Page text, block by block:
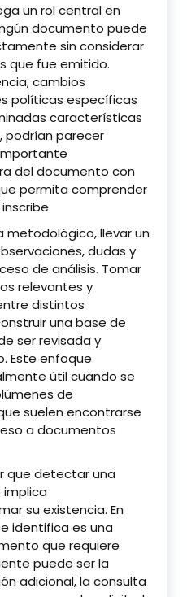
un rol central en
documento puede
sin considerar
que fue emitido.
cambios
políticas específicas
características
podrían parecer
del documento con
permita comprender
metodológico, llevar un
dudas y
de análisis. Tomar
relevantes y
distintos
una base de
ser revisada y
Este enfoque
útil cuando se
de
suelen encontrarse
a documentos
que detectar una
implica
su existencia. En
identifica es una
que requiere
puede ser la
adicional, la consulta